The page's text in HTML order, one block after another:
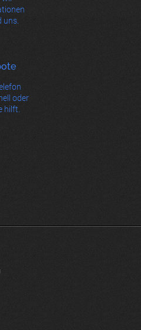
uns.
oder
hilft.